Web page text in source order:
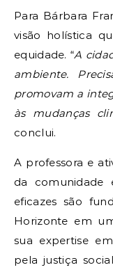
Para Bárbara
visão holística
equidade. “A
ambiente.
promovam a
às mudanças
conclui.
A professora e
da comunidade
eficazes são
Horizonte em
sua expertise
pela justiça